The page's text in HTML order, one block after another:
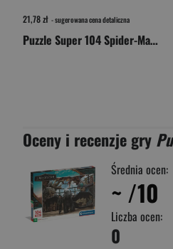
21,78 zł - sugerowana cena detaliczna
Puzzle Super 104 Spider-Man 25014
Oceny i recenzje gry
Średnia ocen:
~ /10
Liczba ocen:
0